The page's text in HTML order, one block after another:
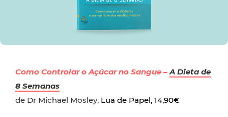
Como Controlar o Açúcar no Sangue – A Dieta de
8 Semanas
de Dr Michael Mosley, Lua de Papel, 14,90€